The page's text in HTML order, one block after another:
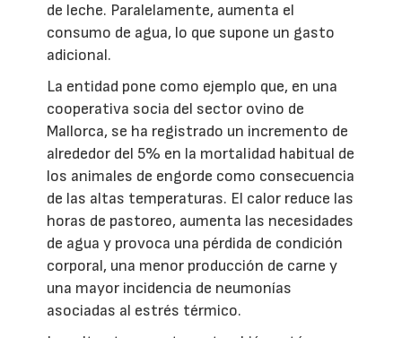
de leche. Paralelamente, aumenta el
consumo de agua, lo que supone un gasto
adicional.
La entidad pone como ejemplo que, en una
cooperativa socia del sector ovino de
Mallorca, se ha registrado un incremento de
alrededor del 5% en la mortalidad habitual de
los animales de engorde como consecuencia
de las altas temperaturas. El calor reduce las
horas de pastoreo, aumenta las necesidades
de agua y provoca una pérdida de condición
corporal, una menor producción de carne y
una mayor incidencia de neumonías
asociadas al estrés térmico.